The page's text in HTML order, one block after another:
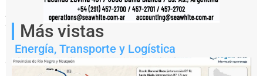
propone
habilitar
autorizaciones
temporarias
para
buques
Más vistas
Energía, Transporte y Logística